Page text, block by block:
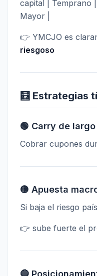
capital | Temprano
Mayor |
👉 YMCJO es
riesgoso
🧮 Estrategias
🟢 Carry de
Cobrar cupones
🟡 Apuesta
Si baja el riesgo
👉 sube fuerte el
🔵